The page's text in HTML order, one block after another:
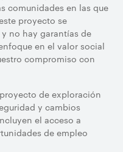
comunidades en las que
proyecto se
no hay garantías de
en el valor social
compromiso con
de exploración
y cambios
el acceso a
de empleo